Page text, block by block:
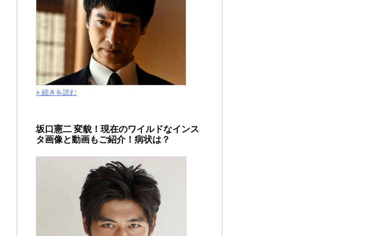
ン
サ
ー
が
婚！
誰
» 続きを読む
坂口憲二 変貌！現在のワイルドなインス
タ画像と動画もご紹介！病状は？